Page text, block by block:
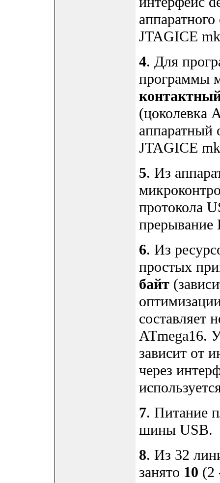
JTAGICE
4. Для
программы
(цоколевка
аппаратный
JTAGICE
5. Из
протокола
прерывание
6. Из
простых
байт
составляет
ATmega16.
зависит от
через
7. Питание
шины USB.
8. Из 32
занято 10 (2